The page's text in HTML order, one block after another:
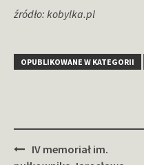
źródło: kobylka.pl
OPUBLIKOWANE W KATEGORII
Zobacz
IV memoriał im.